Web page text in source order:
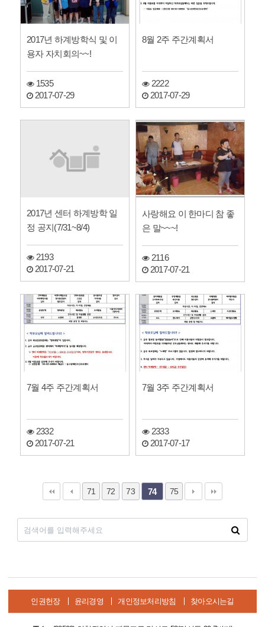
2017년 하계방학식 및 이
용자 자치회의~~!
1535
2017-07-29
8월 2주 주간계획서
2222
2017-07-29
2017년 센터 하계방학 일
정 공지(7/31~8/4)
2193
2017-07-21
사랑해요 이 한마디 참 좋
은 말~~~!
2116
2017-07-21
7월 4주 주간계획서
2332
2017-07-21
7월 3주 주간계획서
2333
2017-07-17
71 72 73 74 75
인권헌장 윤리경영 개인정보처리방침 찾아오시는길